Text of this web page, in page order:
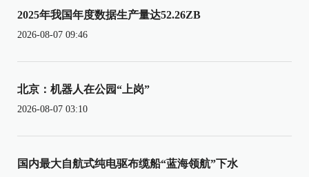
2025年我国年度数据生产量达52.26ZB
2026-08-07 09:46
北京：机器人在公园“上岗”
2026-08-07 03:10
国内最大自航式纯电驱布缆船“蓝海领航”下水